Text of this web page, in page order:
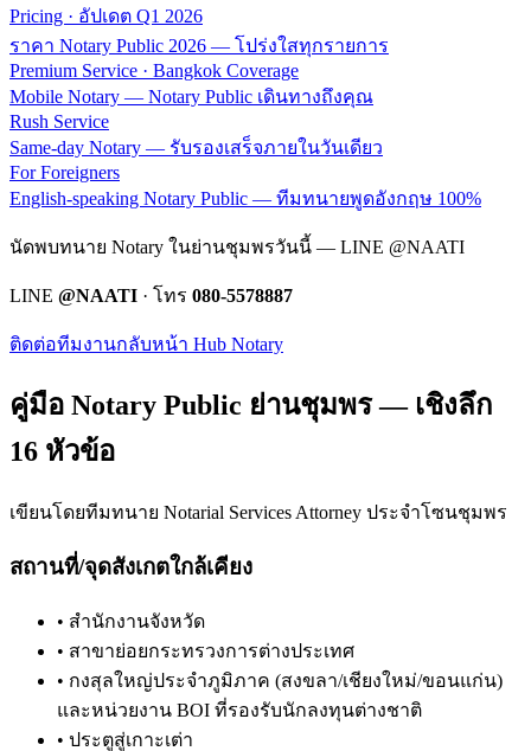
Pricing · อัปเดต Q1 2026
ราคา Notary Public 2026 — โปร่งใสทุกรายการ
Premium Service · Bangkok Coverage
Mobile Notary — Notary Public เดินทางถึงคุณ
Rush Service
Same-day Notary — รับรองเสร็จภายในวันเดียว
For Foreigners
English-speaking Notary Public — ทีมทนายพูดอังกฤษ 100%
นัดพบทนาย Notary ในย่านชุมพรวันนี้ — LINE @NAATI
LINE @NAATI · โทร 080-5578887
ติดต่อทีมงานกลับหน้า Hub Notary
คู่มือ Notary Public ย่านชุมพร— เชิงลึก
16 หัวข้อ
เขียนโดยทีมทนาย Notarial Services Attorney ประจำโซนชุมพร
สถานที่/จุดสังเกตใกล้เคียง
• สำนักงานจังหวัด
• สาขาย่อยกระทรวงการต่างประเทศ
• กงสุลใหญ่ประจำภูมิภาค (สงขลา/เชียงใหม่/ขอนแก่น)
และหน่วยงาน BOI ที่รองรับนักลงทุนต่างชาติ
• ประตูสู่เกาะเต่า